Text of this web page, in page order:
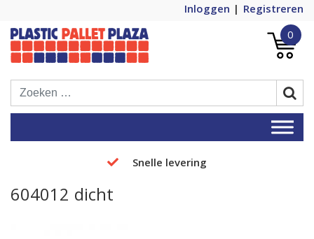
Inloggen
Registreren
Plastic Pallet Plaza
Plastic Pallets Plaza, de nummer 1 in
Europa!
0
Snelle levering
604012 dicht